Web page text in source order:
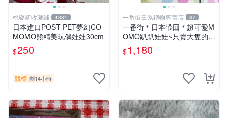
桃樂斯收藏鋪 4334
日本進口POST PET夢幻CO
MOMO熊精美玩偶娃娃30cm
$250
競標 剩14小時
一番街日系禮物專賣店 87
一番街＊日本帶回＊超可愛M
OMO趴趴娃娃~只賣大隻的1
號~單隻價～生日禮物
$1,180